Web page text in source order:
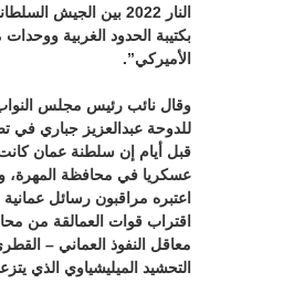
النار 2022 بين الجيش
بكتيبة الحدود الغربية
الأميركي”.
وقال نائب رئيس مجلس النواب
للدوحة عبدالعزيز جباري في
قبل أيام إن سلطنة عمان
عسكريا في محافظة المهرة،
اعتبره مراقبون رسائل
اقتراب قوات العمالقة من
معاقل النفوذ العماني –
التحشيد الميليشياوي الذي